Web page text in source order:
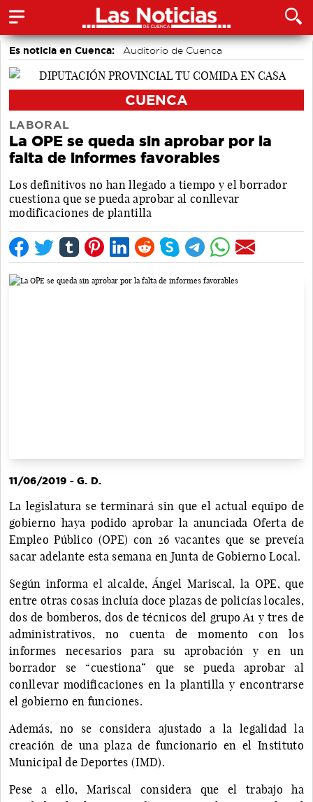
Es noticia en Cuenca: Auditorio de Cuenca
CUENCA
LABORAL
La OPE se queda sin aprobar por la
falta de informes favorables
Los definitivos no han llegado a tiempo y el borrador
cuestiona que se pueda aprobar al conllevar
modificaciones de plantilla
11/06/2019 - G. D.
La legislatura se terminará sin que el actual equipo de
gobierno haya podido aprobar la anunciada Oferta de
Empleo Público (OPE) con 26 vacantes que se preveía
sacar adelante esta semana en Junta de Gobierno Local.
Según informa el alcalde, Ángel Mariscal, la OPE, que
entre otras cosas incluía doce plazas de policías locales,
dos de bomberos, dos de técnicos del grupo A1 y tres de
administrativos, no cuenta de momento con los
informes necesarios para su aprobación y en un
borrador se “cuestiona” que se pueda aprobar al
conllevar modificaciones en la plantilla y encontrarse
el gobierno en funciones.
Además, no se considera ajustado a la legalidad la
creación de una plaza de funcionario en el Instituto
Municipal de Deportes (IMD).
Pese a ello, Mariscal considera que el trabajo ha